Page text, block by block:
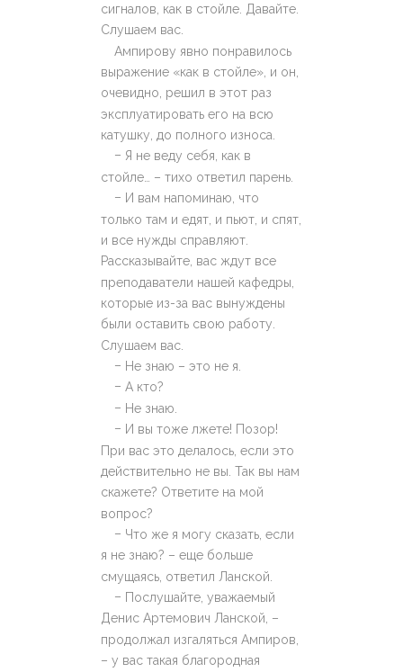
сигналов, как в стойле. Давайте.
Слушаем вас.
Ампирову явно понравилось
выражение «как в стойле», и он,
очевидно, решил в этот раз
эксплуатировать его на всю
катушку, до полного износа.
– Я не веду себя, как в
стойле… – тихо ответил парень.
– И вам напоминаю, что
только там и едят, и пьют, и спят,
и все нужды справляют.
Рассказывайте, вас ждут все
преподаватели нашей кафедры,
которые из-за вас вынуждены
были оставить свою работу.
Слушаем вас.
– Не знаю – это не я.
– А кто?
– Не знаю.
– И вы тоже лжете! Позор!
При вас это делалось, если это
действительно не вы. Так вы нам
скажете? Ответите на мой
вопрос?
– Что же я могу сказать, если
я не знаю? – еще больше
смущаясь, ответил Ланской.
– Послушайте, уважаемый
Денис Артемович Ланской, –
продолжал изгаляться Ампиров,
– у вас такая благородная